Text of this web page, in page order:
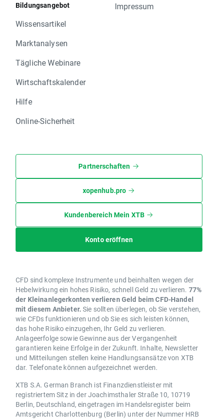
Bildungsangebot
Wissensartikel
Marktanalysen
Tägliche Webinare
Wirtschaftskalender
Hilfe
Online-Sicherheit
Impressum
Partnerschaften
xopenhub.pro
Kundenbereich Mein XTB
Konto eröffnen
CFD sind komplexe Instrumente und beinhalten wegen der
Hebelwirkung ein hohes Risiko, schnell Geld zu verlieren. 77%
der Kleinanlegerkonten verlieren Geld beim CFD-Handel
mit diesem Anbieter. Sie sollten überlegen, ob Sie verstehen,
wie CFDs funktionieren und ob Sie es sich leisten können,
das hohe Risiko einzugehen, Ihr Geld zu verlieren.
Anlageerfolge sowie Gewinne aus der Vergangenheit
garantieren keine Erfolge in der Zukunft. Inhalte, Newsletter
und Mitteilungen stellen keine Handlungsansätze von XTB
dar. Telefonate können aufgezeichnet werden.
XTB S.A. German Branch ist Finanzdienstleister mit
registriertem Sitz in der Joachimsthaler Straße 10, 10719
Berlin, Deutschland, eingetragen im Handelsregister beim
Amtsgericht Charlottenburg (Berlin) unter der Nummer HRB